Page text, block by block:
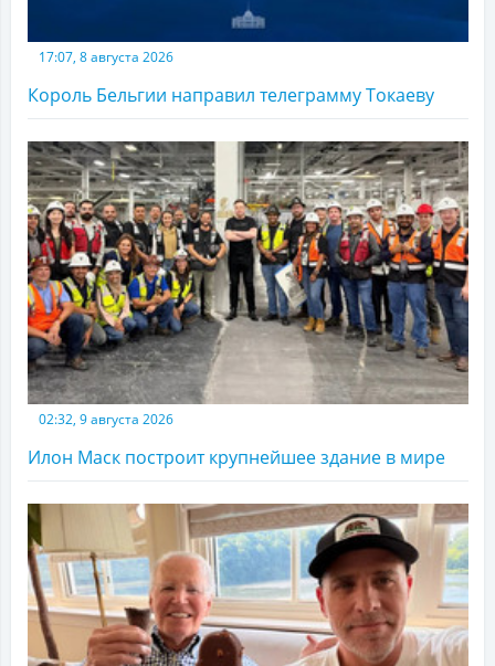
17:07, 8 августа 2026
Король Бельгии направил телеграмму Токаеву
02:32, 9 августа 2026
Илон Маск построит крупнейшее здание в мире